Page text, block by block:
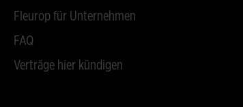
Fleurop für Unternehmen
FAQ
Verträge hier kündigen